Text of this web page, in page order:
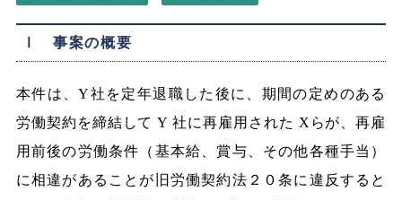
Ⅰ 事案の概要
本件は、Y社を定年退職した後に、期間の定めのある
労働契約を締結して Y 社に再雇用された Xらが、再雇
用前後の労働条件（基本給、賞与、その他各種手当）
に相違があることが旧労働契約法２０条に違反すると